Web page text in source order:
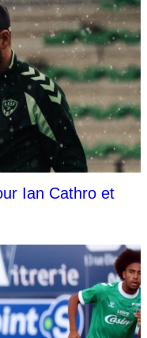
Ian Cathro et